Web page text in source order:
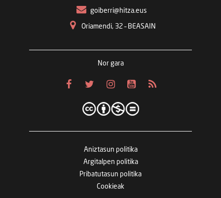
goiberri@hitza.eus
Oriamendi, 32 – BEASAIN
Nor gara
Aniztasun politika
Argitalpen politika
Pribatutasun politika
Cookieak